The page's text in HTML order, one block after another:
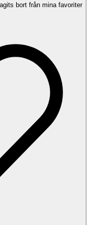
bort från mina favoriter